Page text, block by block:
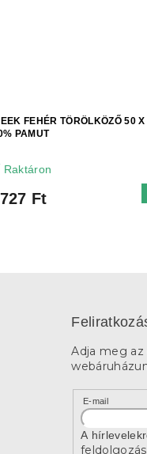
FEHÉR TÖRÖLKÖZŐ 50
PAMUT
Raktáron
Ft
Adja meg
E-mail
A